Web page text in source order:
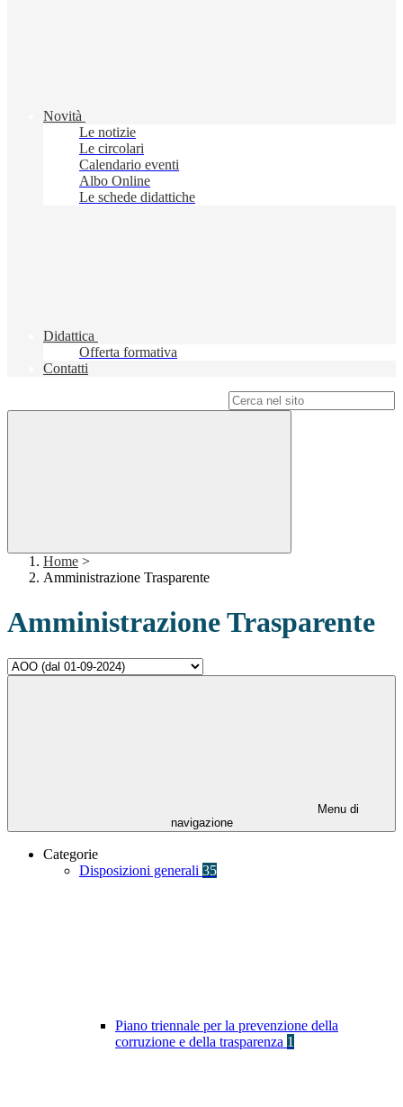
Novità
Le notizie
Le circolari
Calendario eventi
Albo Online
Le schede didattiche
Didattica
Offerta formativa
Contatti
Home >
Amministrazione Trasparente
Amministrazione Trasparente
Menu di
navigazione
Categorie
Disposizioni generali 35
Piano triennale per la prevenzione della
corruzione e della trasparenza 1